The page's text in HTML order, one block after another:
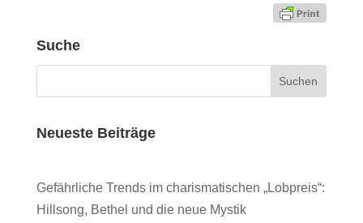
Suche
Neueste Beiträge
Gefährliche Trends im charismatischen „Lobpreis“:
Hillsong, Bethel und die neue Mystik